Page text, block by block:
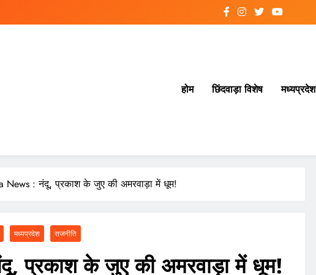
होम छिंदवाड़ा विशेष मध्यप्रदेश
News : नंदू, प्रकाश के जुए की अमरवाड़ा में धूम!
मध्यप्रदेश राजनीति
प्रकाश के जुए की अमरवाड़ा में धूम!